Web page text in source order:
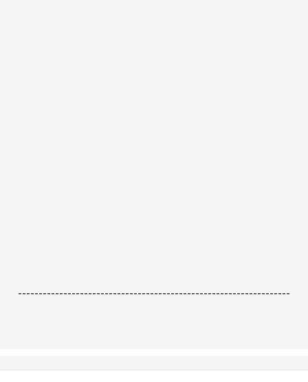
------------------------------------------------------------------